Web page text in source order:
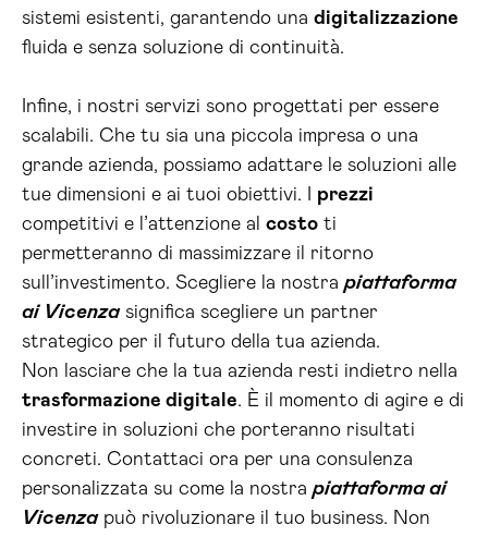
sistemi esistenti, garantendo una digitalizzazione
fluida e senza soluzione di continuità.
Infine, i nostri servizi sono progettati per essere
scalabili. Che tu sia una piccola impresa o una
grande azienda, possiamo adattare le soluzioni alle
tue dimensioni e ai tuoi obiettivi. I prezzi
competitivi e l’attenzione al costo ti
permetteranno di massimizzare il ritorno
sull’investimento. Scegliere la nostra piattaforma
ai Vicenzasignifica scegliere un partner
strategico per il futuro della tua azienda.
Non lasciare che la tua azienda resti indietro nella
trasformazione digitale. È il momento di agire e di
investire in soluzioni che porteranno risultati
concreti. Contattaci ora per una consulenza
personalizzata su come la nostra piattaforma ai
Vicenzapuò rivoluzionare il tuo business. Non